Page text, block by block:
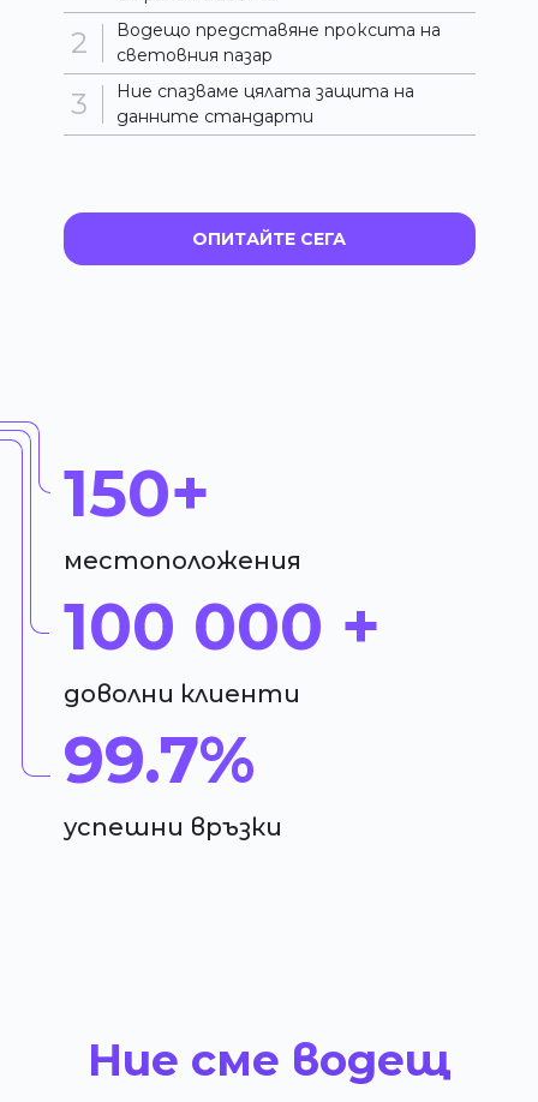
Водещо представяне проксита на
световния пазар
Ние спазваме цялата защита на
данните стандарти
ОПИТАЙТЕ СЕГА
150+
местоположения
100 000 +
доволни клиенти
99.7%
успешни връзки
Ние сме водещ